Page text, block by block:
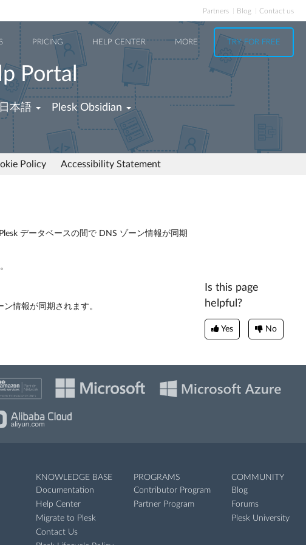
Partners Blog Contact us
PRICING HELP CENTER MORE TRY FOR FREE
Portal
本語 Plesk Obsidian
Policy Accessibility Statement
データベースの間で DNS ゾーン情報が同期
情報が同期されます。
Is this page
helpful?
Yes No
KNOWLEDGE BASE
Documentation
Help Center
Migrate to Plesk
Contact Us
PROGRAMS
Contributor Program
Partner Program
COMMUNITY
Blog
Forums
Plesk University